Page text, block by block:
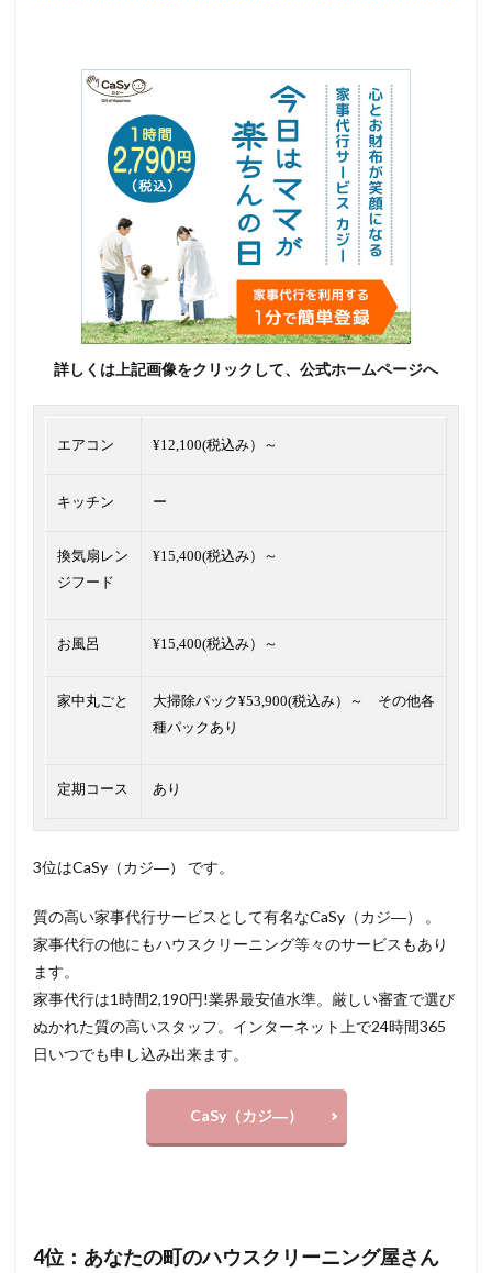
詳しくは上記画像をクリックして、公式ホームページへ
エアコン ¥12,100(税込み）～
キッチン ー
換気扇レン
ジフード
¥15,400(税込み）～
お風呂 ¥15,400(税込み）～
家中丸ごと
大掃除パック¥53,900(税込み）～ その他各
種パックあり
定期コース あり
3位はCaSy（カジ―） です。
質の高い家事代行サービスとして有名なCaSy（カジ―） 。
家事代行の他にもハウスクリーニング等々のサービスもあり
ます。
家事代行は1時間2,190円!業界最安値水準。厳しい審査で選び
ぬかれた質の高いスタッフ。インターネット上で24時間365
日いつでも申し込み出来ます。
CaSy（カジ―）
4位：あなたの町のハウスクリーニング屋さん